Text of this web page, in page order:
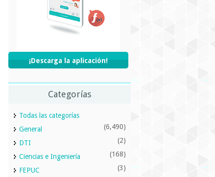
¡Descarga la aplicación!
Categorías
Todas las categorías
General
(6,490)
DTI (2)
Ciencias e Ingeniería (168)
FEPUC (3)